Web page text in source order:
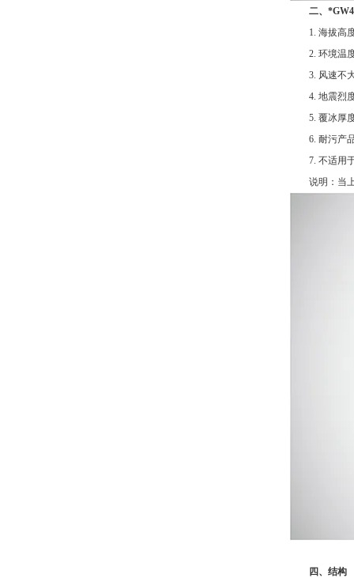
二、
1. 海拔高度
2. 环境温
3. 风速不大
4. 地震烈度
5. 覆冰厚度
6. 耐污产品
7. 不适用于
说明：当上
四、结构